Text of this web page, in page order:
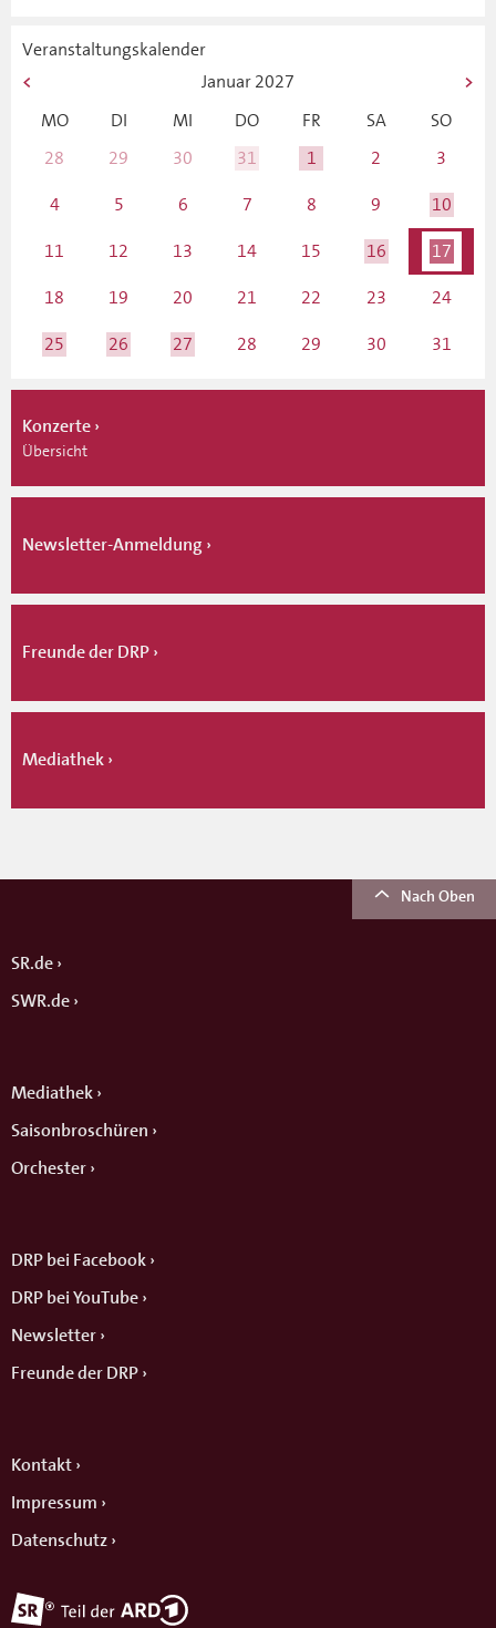
Veranstaltungskalender
Januar2027
MO
DI MI DO FR SA
SO
28
29 30 31 1 2
3
4
5 6 7 8 9
10
11
12 13 14 15 16
17
18
19 20 21 22 23
24
25
26 27 28 29 30 31
Konzerte
Übersicht
Newsletter-Anmeldung
Freunde der DRP
Mediathek
Nach Oben
SR.de
SWR.de
Mediathek
Saisonbroschüren
Orchester
DRP bei Facebook
DRP bei YouTube
Newsletter
Freunde der DRP
Kontakt
Impressum
Datenschutz